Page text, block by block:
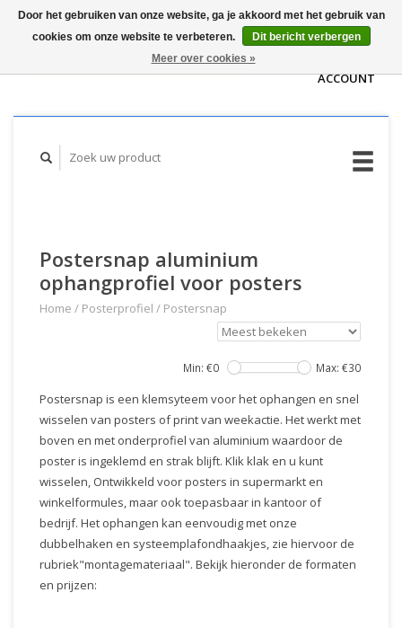
WINKELWAGEN
ACCOUNT
Postersnap aluminium
ophangprofiel voor posters
Home / Posterprofiel / Postersnap
Min: €0 Max: €30
Postersnap is een klemsyteem voor het ophangen en snel
wisselen van posters of print van weekactie. Het werkt met
boven en met onderprofiel van aluminium waardoor de
poster is ingeklemd en strak blijft. Klik klak en u kunt
wisselen, Ontwikkeld voor posters in supermarkt en
winkelformules, maar ook toepasbaar in kantoor of
bedrijf. Het ophangen kan eenvoudig met onze
dubbelhaken en systeemplafondhaakjes, zie hiervoor de
rubriek"montagemateriaal". Bekijk hieronder de formaten
en prijzen:
Door het gebruiken van onze website, ga je akkoord met het gebruik van
cookies om onze website te verbeteren.
Dit bericht verbergen
Meer over cookies »